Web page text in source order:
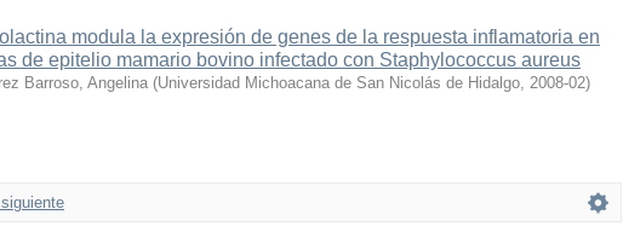
modula la expresión de genes de la respuesta inflamatoria en
de epitelio mamario bovino infectado con Staphylococcus aureus
Barroso, Angelina (Universidad Michoacana de San Nicolás de Hidalgo, 2008-02)